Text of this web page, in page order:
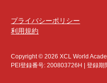
Copyright © 2026 XCL World
PEI登録番号: 200803726H | 登録
プライバシーポリシー
利用規約